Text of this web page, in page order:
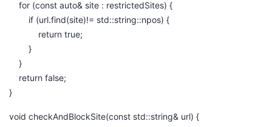
for (const auto& site : restrictedSites) {
if (url.find(site)!= std::string::npos) {
return true;
}
}
return false;
}
void checkAndBlockSite(const std::string& url) {